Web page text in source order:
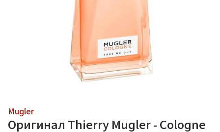
Mugler
Оригинал Thierry Mugler - Cologne